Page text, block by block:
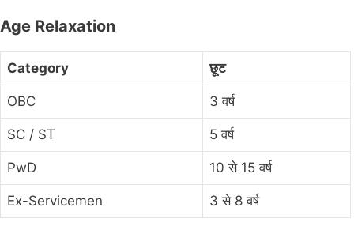
Age Relaxation
Category छूट
OBC 3 वर्ष
SC / ST 5 वर्ष
PwD 10 से 15 वर्ष
Ex-Servicemen 3 से 8 वर्ष